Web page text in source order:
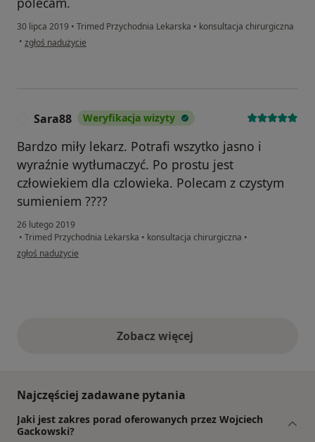
30 lipca 2019 • Trimed Przychodnia Lekarska • konsultacja chirurgiczna
• w opinii użytkownika edytacybul518
zgłoś nadużycie
Sara88 Weryfikacja wizyty
Bardzo miły lekarz. Potrafi wszytko jasno i
wyraźnie wytłumaczyć. Po prostu jest
człowiekiem dla czlowieka. Polecam z czystym
sumieniem ????
26 lutego 2019
• Trimed Przychodnia Lekarska • konsultacja chirurgiczna •
w opinii użytkownika Sara88
zgłoś nadużycie
Zobacz więcejopinie powyżej
Najczęściej zadawane pytania
Jaki jest zakres porad oferowanych przez Wojciech
Gackowski?